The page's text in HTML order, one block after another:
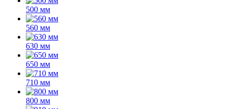
500 мм
560 мм
630 мм
650 мм
710 мм
800 мм